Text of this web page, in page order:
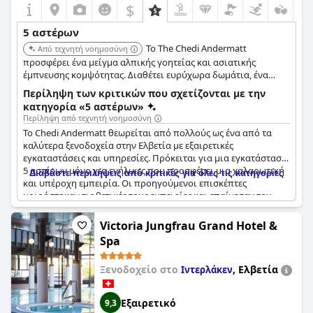
$
5 αστέρων
Από τεχνητή νοημοσύνη
Το The Chedi Andermatt
προσφέρει ένα μείγμα αλπικής γοητείας και ασιατικής
έμπνευσης κομψότητας. Διαθέτει ευρύχωρα δωμάτια, ένα
αξιόλογο σπα με μια σειρά από θεραπείες και εγγύτητα σε
χιονοδρομικές περιοχές, καθιστώντας το ιδανικό για
πολυτελή χαλάρωση και χειμερινά σπορ.
Περίληψη των κριτικών που σχετίζονται με την
κατηγορία «5 αστέρων»
Περίληψη από τεχνητή νοημοσύνη
Το Chedi Andermatt θεωρείται από πολλούς ως ένα από τα
καλύτερα ξενοδοχεία στην Ελβετία με εξαιρετικές
εγκαταστάσεις και υπηρεσίες. Πρόκειται για μια εγκατάσταση
5 αστέρων μόνο για ενήλικες που προσφέρει μια χαλαρωτική
και υπέροχη εμπειρία. Οι προηγούμενοι επισκέπτες
μοιράστηκαν τις θετικές τους εμπειρίες και επαίνεσαν τον
υπέροχο σχεδιασμό και το εξαιρετικό εσωτερικό του
ξενοδοχείου. Ορισμένοι δήλωσαν μάλιστα ότι ήταν το
καλύτερο ξενοδοχείο που έχουν επισκεφθεί ποτέ. Παρόλο
που ορισμένοι διαπίστωσαν ότι η εξυπηρέτηση δεν
ανταποκρινόταν στο επίπεδο των 5 αστέρων, η πλειοψηφία
των επισκεπτών βρήκε το προσωπικό ικανό και φιλικό. Η
οργάνωση του ξενοδοχείου επαινέθηκε επίσης ιδιαίτερα με
πολλούς να λένε ότι δεν άφησε καμία επιθυμία ανεκπλήρωτη.
Ο νόστιμος και ποικίλος μπουφές πρωινού και το κορυφαίο
Διαβάστε περιλήψεις από κριτικές για όλες τις κατηγορίες
Victoria Jungfrau Grand Hotel &
Spa
Ξενοδοχείο στο Ιντερλάκεν, Ελβετία
9,3 Εξαιρετικό